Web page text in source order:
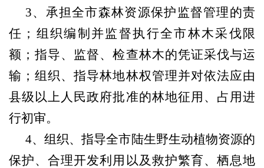
3、承担全市森林资源保护监督管理的责
任；组织编制并监督执行全市林木采伐限
额；指导、监督、检查林木的凭证采伐与运
输；组织、指导林地林权管理并对依法应由
县级以上人民政府批准的林地征用、占用进
行初审。
4、组织、指导全市陆生野生动植物资源的
保护、合理开发利用以及救护繁育、栖息地